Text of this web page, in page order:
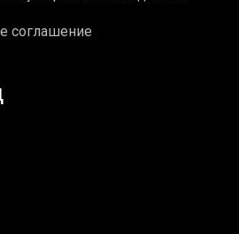
соглашение